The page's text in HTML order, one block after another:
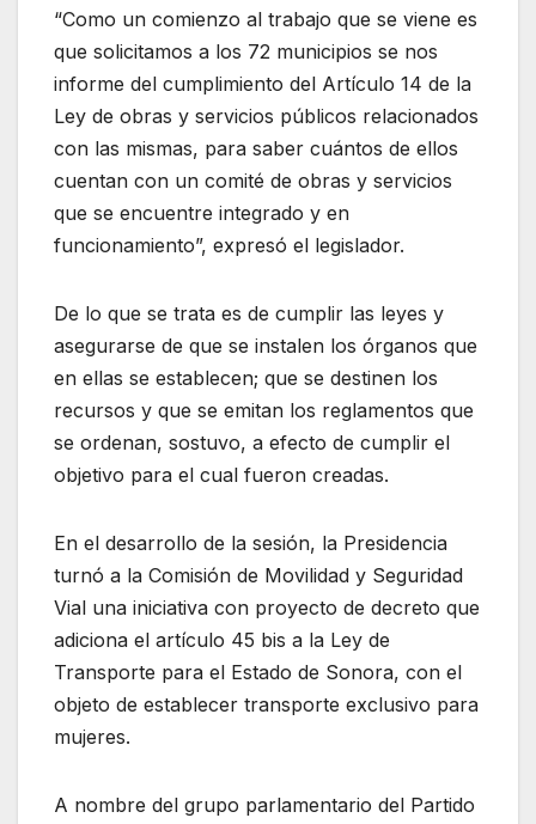
“Como un comienzo al trabajo que se viene es
que solicitamos a los 72 municipios se nos
informe del cumplimiento del Artículo 14 de la
Ley de obras y servicios públicos relacionados
con las mismas, para saber cuántos de ellos
cuentan con un comité de obras y servicios
que se encuentre integrado y en
funcionamiento”, expresó el legislador.
De lo que se trata es de cumplir las leyes y
asegurarse de que se instalen los órganos que
en ellas se establecen; que se destinen los
recursos y que se emitan los reglamentos que
se ordenan, sostuvo, a efecto de cumplir el
objetivo para el cual fueron creadas.
En el desarrollo de la sesión, la Presidencia
turnó a la Comisión de Movilidad y Seguridad
Vial una iniciativa con proyecto de decreto que
adiciona el artículo 45 bis a la Ley de
Transporte para el Estado de Sonora, con el
objeto de establecer transporte exclusivo para
mujeres.
A nombre del grupo parlamentario del Partido